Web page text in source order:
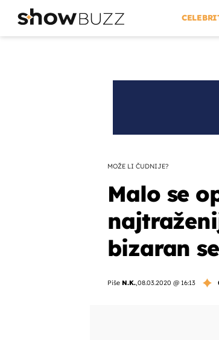
MOŽE LI ČUDNIJE?
Malo se
bizaran
Piše N.K.,08.03.2020 @ 16:13